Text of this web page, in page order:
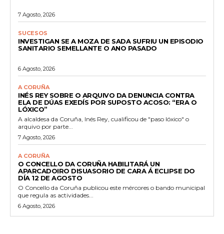
7 Agosto, 2026
SUCESOS
INVESTIGAN SE A MOZA DE SADA SUFRIU UN EPISODIO
SANITARIO SEMELLANTE O ANO PASADO
6 Agosto, 2026
A CORUÑA
INÉS REY SOBRE O ARQUIVO DA DENUNCIA CONTRA
ELA DE DÚAS EXEDÍS POR SUPOSTO ACOSO: “ERA O
LÓXICO”
A alcaldesa da Coruña, Inés Rey, cualificou de "paso lóxico" o
arquivo por parte...
7 Agosto, 2026
A CORUÑA
O CONCELLO DA CORUÑA HABILITARÁ UN
APARCADOIRO DISUASORIO DE CARA Á ECLIPSE DO
DÍA 12 DE AGOSTO
O Concello da Coruña publicou este mércores o bando municipal
que regula as actividades...
6 Agosto, 2026